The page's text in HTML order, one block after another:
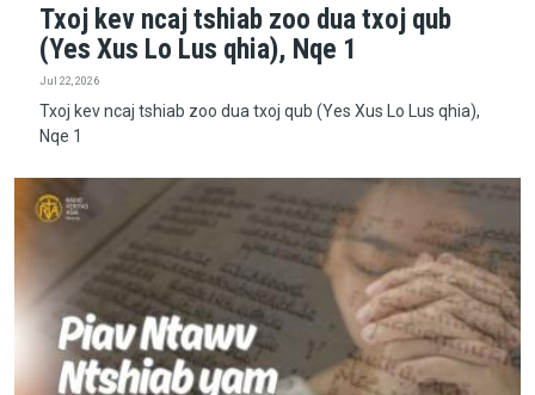
Txoj kev ncaj tshiab zoo dua txoj qub
(Yes Xus Lo Lus qhia), Nqe 1
Jul 22, 2026
Txoj kev ncaj tshiab zoo dua txoj qub (Yes Xus Lo Lus qhia),
Nqe 1